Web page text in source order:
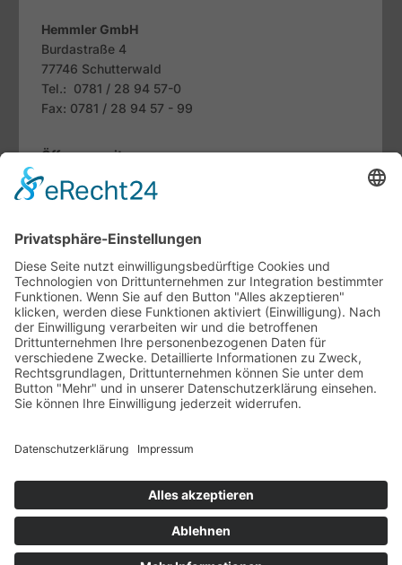
Hemmler GmbH
Burdastraße 4
77746 Schutterwald
Tel.: 0781 / 28 94 57-0
Fax: 0781 / 28 94 57 - 99
Öffnungszeiten
Mo. bis Fr.:
07.30 - 12.00 Uhr
Sa:
Fachthemen
Indoor-Living meets Outdoor-Living
Terrassendächer von Brustor
WERU Haustüren-Konfigurator
Unternehmen
Ausstellung
Startseite Impressum Datenschutzerklärung